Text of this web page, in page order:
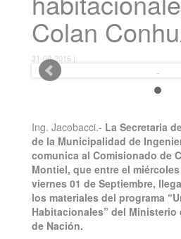
Colan
31-08-2016 |
Ing. Jacobacci.- La Secretaria
de la Municipalidad de
comunica al Comisionado de
Montiel, que entre el
viernes 01 de Septiembre,
los materiales del programa
Habitacionales” del Ministerio
de Nación.